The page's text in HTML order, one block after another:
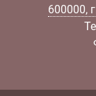
600000,